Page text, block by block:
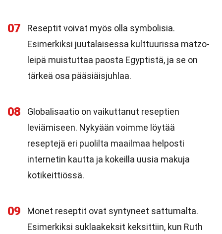
07
Reseptit voivat myös olla symbolisia.
Esimerkiksi juutalaisessa kulttuurissa matzo-
leipä muistuttaa paosta Egyptistä, ja se on
tärkeä osa pääsiäisjuhlaa.
08
Globalisaatio on vaikuttanut reseptien
leviämiseen. Nykyään voimme löytää
reseptejä eri puolilta maailmaa helposti
internetin kautta ja kokeilla uusia makuja
kotikeittiössä.
09
Monet reseptit ovat syntyneet sattumalta.
Esimerkiksi suklaakeksit keksittiin, kun Ruth